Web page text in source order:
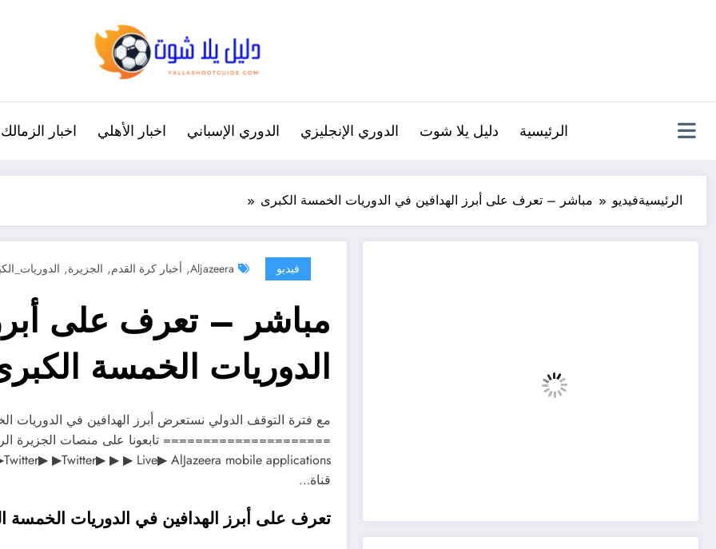
الرئيسية دليل يلا شوت الدوري الإنجليزي الدوري الإسباني اخبار الأهلي اخبار الزمالك
الرئيسيةفيديو مباشر – تعرف على أبرز الهدافين في الدوريات الخمسة الكبرى
فيديو Aljazeera
, أخبار كرة القدم, الجزيرة,
مباشر – تعرف على
الدوريات الخمسة
مع فترة التوقف الدولي نستعرض أبرز الهدافين في الدوريات
قناة…
تعرف على أبرز الهدافين في الدوريات الخمسة